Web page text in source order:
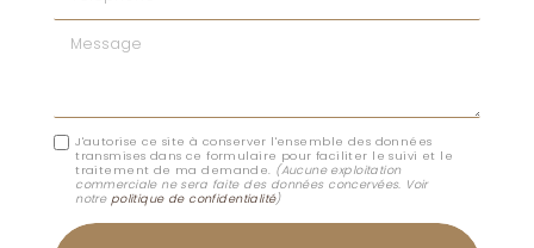
Message
J'autorise ce site à conserver l'ensemble des données
transmises dans ce formulaire pour faciliter le suivi et le
traitement de ma demande. (Aucune exploitation
commerciale ne sera faite des données concervées. Voir
notre politique de confidentialité)